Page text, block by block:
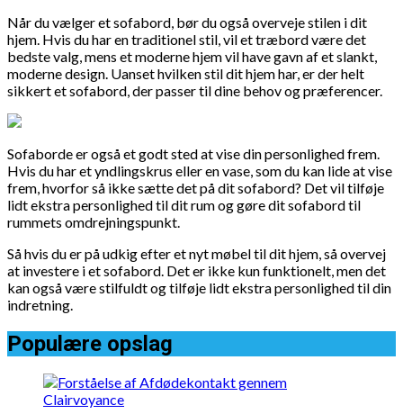
Når du vælger et sofabord, bør du også overveje stilen i dit
hjem. Hvis du har en traditionel stil, vil et træbord være det
bedste valg, mens et moderne hjem vil have gavn af et slankt,
moderne design. Uanset hvilken stil dit hjem har, er der helt
sikkert et sofabord, der passer til dine behov og præferencer.
Sofaborde er også et godt sted at vise din personlighed frem.
Hvis du har et yndlingskrus eller en vase, som du kan lide at vise
frem, hvorfor så ikke sætte det på dit sofabord? Det vil tilføje
lidt ekstra personlighed til dit rum og gøre dit sofabord til
rummets omdrejningspunkt.
Så hvis du er på udkig efter et nyt møbel til dit hjem, så overvej
at investere i et sofabord. Det er ikke kun funktionelt, men det
kan også være stilfuldt og tilføje lidt ekstra personlighed til din
indretning.
Populære opslag